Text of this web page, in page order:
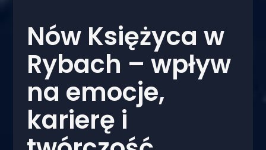
Nów Księżyca w
Rybach – wpływ
na emocje,
karierę i